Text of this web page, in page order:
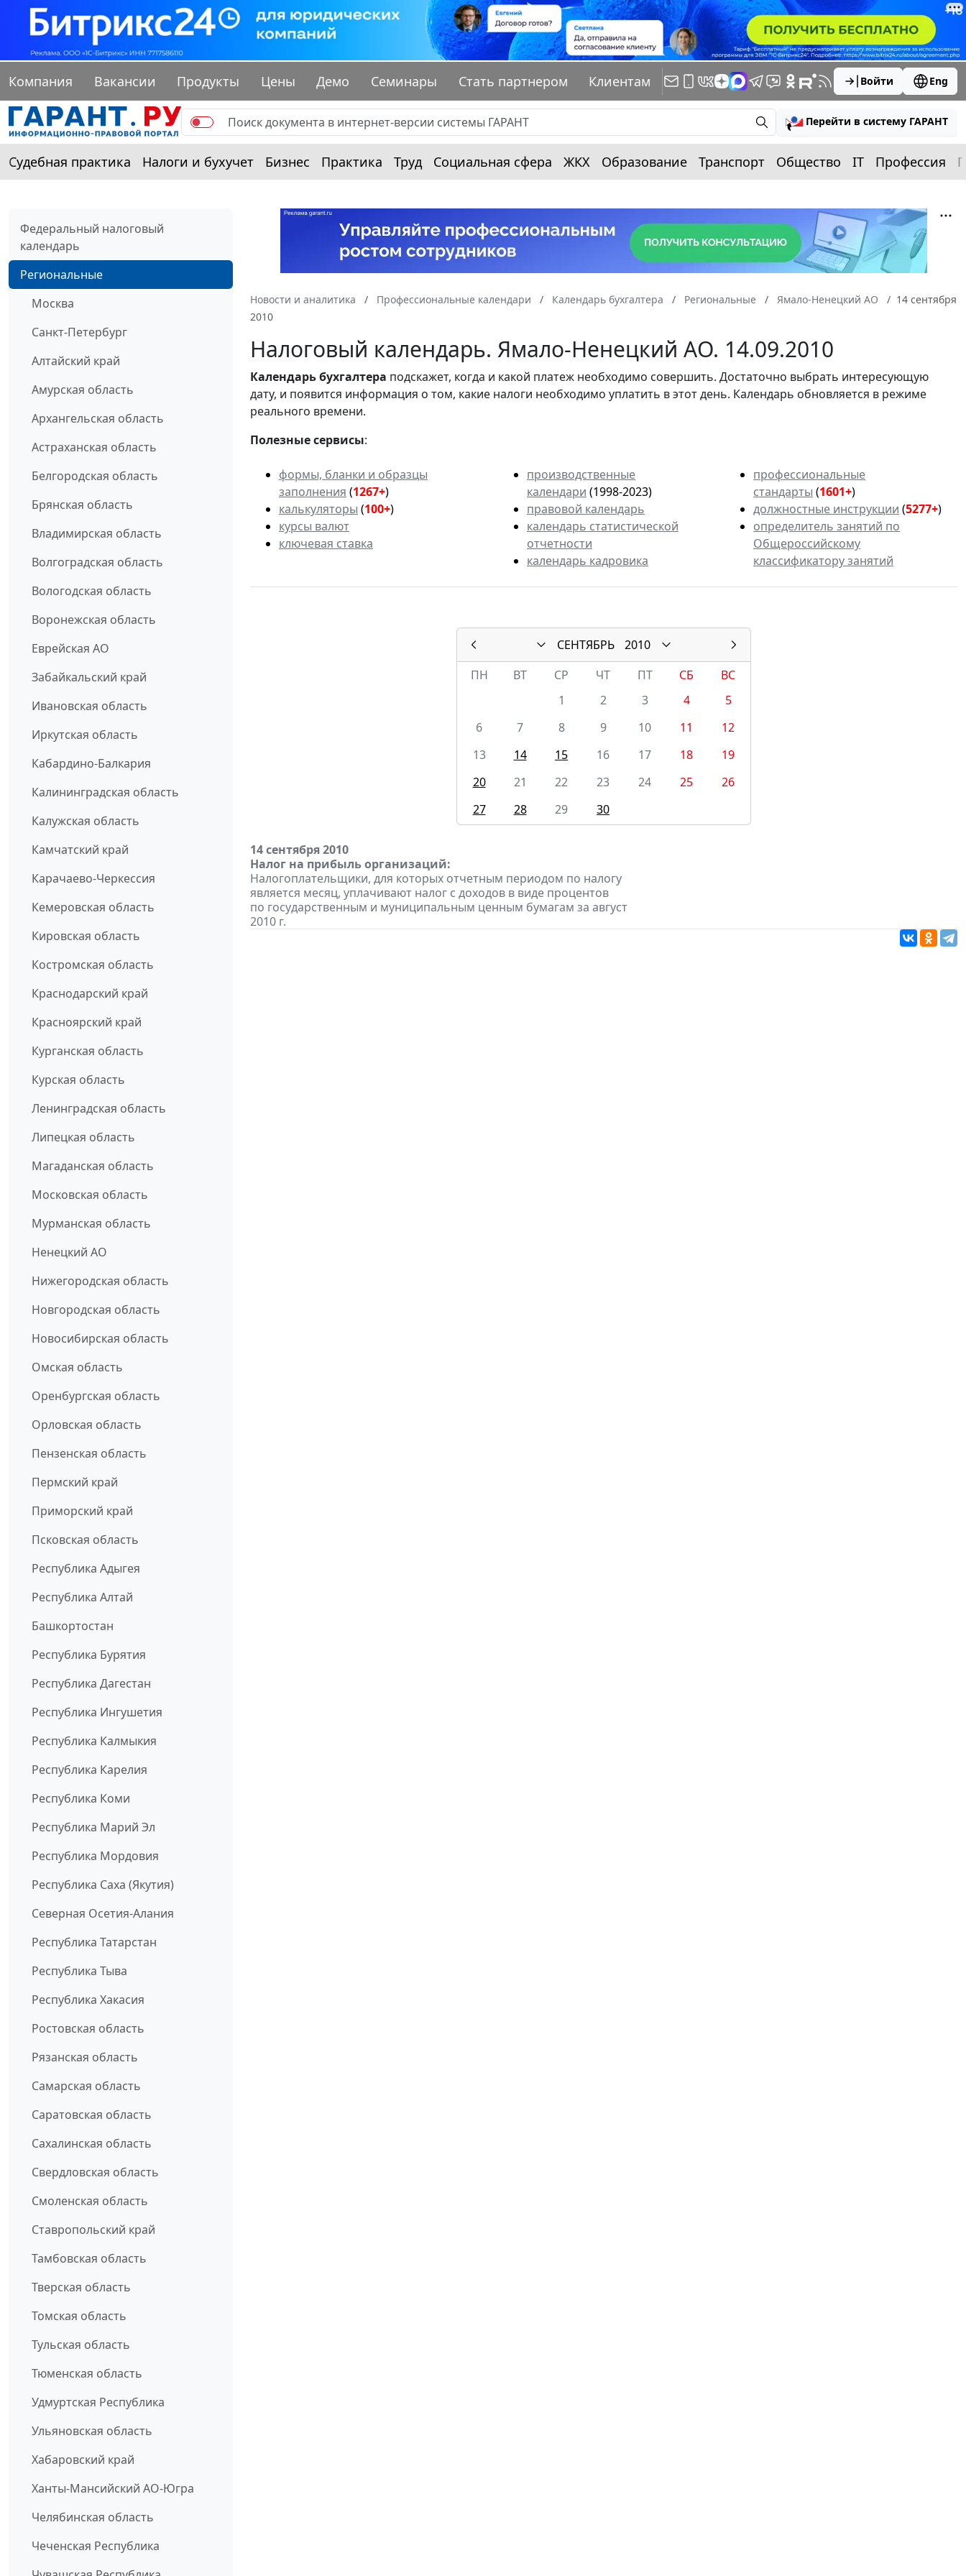
Компания Вакансии Продукты Цены Демо Семинары Стать партнером Клиентам Войти Eng
Перейти в систему ГАРАНТ
Судебная практика Налоги и бухучет Бизнес Практика Труд Социальная сфера ЖКХ Образование Транспорт Общество IT Профессия
Федеральный налоговый
календарь
Региональные
Москва
Санкт-Петербург
Алтайский край
Амурская область
Архангельская область
Астраханская область
Белгородская область
Брянская область
Владимирская область
Волгоградская область
Вологодская область
Воронежская область
Еврейская АО
Забайкальский край
Ивановская область
Иркутская область
Кабардино-Балкария
Калининградская область
Калужская область
Камчатский край
Карачаево-Черкессия
Кемеровская область
Кировская область
Костромская область
Краснодарский край
Красноярский край
Курганская область
Курская область
Ленинградская область
Липецкая область
Магаданская область
Московская область
Мурманская область
Ненецкий АО
Нижегородская область
Новгородская область
Новосибирская область
Омская область
Оренбургская область
Орловская область
Пензенская область
Пермский край
Приморский край
Псковская область
Республика Адыгея
Республика Алтай
Башкортостан
Республика Бурятия
Республика Дагестан
Республика Ингушетия
Республика Калмыкия
Республика Карелия
Республика Коми
Республика Марий Эл
Республика Мордовия
Республика Саха (Якутия)
Северная Осетия-Алания
Республика Татарстан
Республика Тыва
Республика Хакасия
Ростовская область
Рязанская область
Самарская область
Саратовская область
Сахалинская область
Свердловская область
Смоленская область
Ставропольский край
Тамбовская область
Тверская область
Томская область
Тульская область
Тюменская область
Удмуртская Республика
Ульяновская область
Хабаровский край
Ханты-Мансийский АО-Югра
Челябинская область
Чеченская Республика
Новости и аналитика Профессиональные календари Календарь бухгалтера Региональные Ямало-Ненецкий АО
14 сентября
2010
Налоговый календарь. Ямало-Ненецкий АО. 14.09.2010
Календарьбухгалтера подскажет, когда и какой платеж необходимо совершить. Достаточно выбрать интересующую
дату, и появится информация о том, какие налоги необходимо уплатить в этот день. Календарь обновляется в режиме
реального времени.
Полезные сервисы:
формы, бланки и образцы
заполнения (1267+)
калькуляторы (100+)
курсы валют
ключевая ставка
производственные
календари (1998-2023)
правовой календарь
календарь статистической
отчетности
календарь кадровика
профессиональные
стандарты (1601+)
должностные инструкции (5277+)
определитель занятий по
Общероссийскому
классификатору занятий
СЕНТЯБРЬ
2010
ПН
ВТ СР ЧТ ПТ СБ
ВС
1
2 3 4
5
6
7 8 9 10 11
12
13
14 15 16 17 18
19
20
21 22 23 24 25
26
27
28 29 30
14 сентября 2010
Налог на прибыль организаций:
Налогоплательщики, для которых отчетным периодом по налогу
является месяц, уплачивают налог с доходов в виде процентов
по государственным и муниципальным ценным бумагам за август
2010 г.